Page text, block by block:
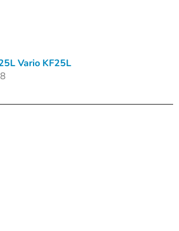
Vario KF25L